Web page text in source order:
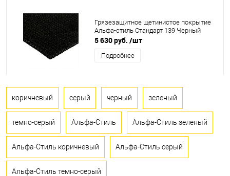
Грязезащитное щетинистое покрытие
Альфа-стиль Стандарт 139 Черный
5 630 руб. /шт
Подробнее
коричневый серый черный зеленый
темно-серый Альфа-Стиль Альфа-Стиль зеленый
Альфа-Стиль коричневый Альфа-Стиль серый
Альфа-Стиль темно-серый